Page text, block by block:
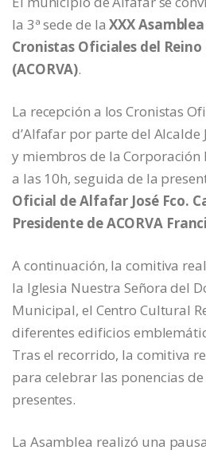
la 3ª sede de laXXX
Cronistas Oficiales del Reino
(ACORVA).
La recepción a los Cronistas
d’Alfafar por parte del Alcalde
y miembros de la
a las 10h, seguida de la
Oficial de Alfafar José Fco.
Presidente de ACORVA
A continuación, la comitiva
la Iglesia Nuestra Señora del
Municipal, el Centro Cultural
diferentes edificios
Tras el recorrido, la comitiva
para celebrar las ponencias
presentes.
La Asamblea realizó una